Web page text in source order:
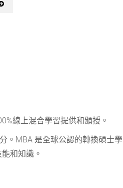
線上混合學習提供和頒授。
。MBA 是全球公認的轉換碩士學
和知識。